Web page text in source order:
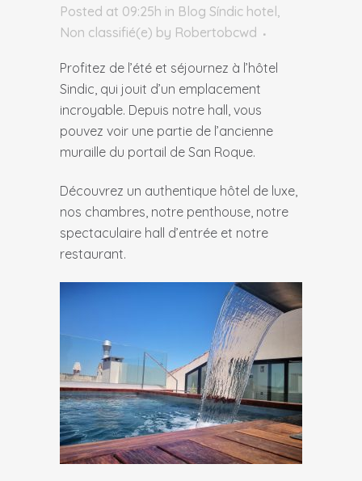
Posted at 09:25h in Blog Síndic hotel ,
Non classifié(e) by Robertobcwd
Profitez de l’été et séjournez à l’hôtel
Sindic, qui jouit d’un emplacement
incroyable. Depuis notre hall, vous
pouvez voir une partie de l’ancienne
muraille du portail de San Roque.
Découvrez un authentique hôtel de luxe,
nos chambres, notre penthouse, notre
spectaculaire hall d’entrée et notre
restaurant.